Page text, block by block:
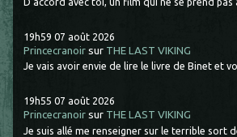
19h59 07 août 2026
Princecranoir sur THE LAST VIKING
Je vais avoir envie de lire le livre de Binet et
19h55 07 août 2026
Princecranoir sur THE LAST VIKING
Je suis allé me renseigner sur le terrible sort